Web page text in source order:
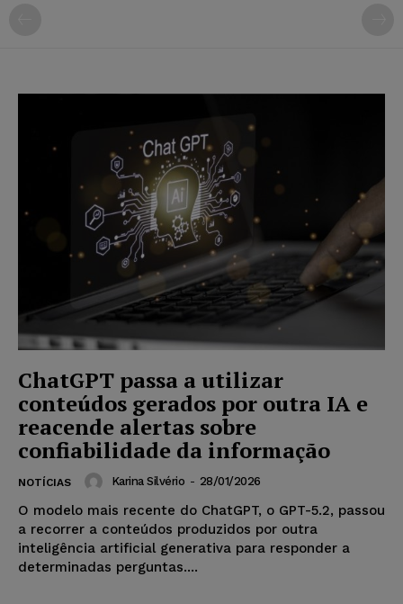
ChatGPT passa a utilizar
conteúdos gerados por outra IA e
reacende alertas sobre
confiabilidade da informação
NOTÍCIAS Karina Silvério - 28/01/2026
O modelo mais recente do ChatGPT, o GPT-5.2, passou
a recorrer a conteúdos produzidos por outra
inteligência artificial generativa para responder a
determinadas perguntas....